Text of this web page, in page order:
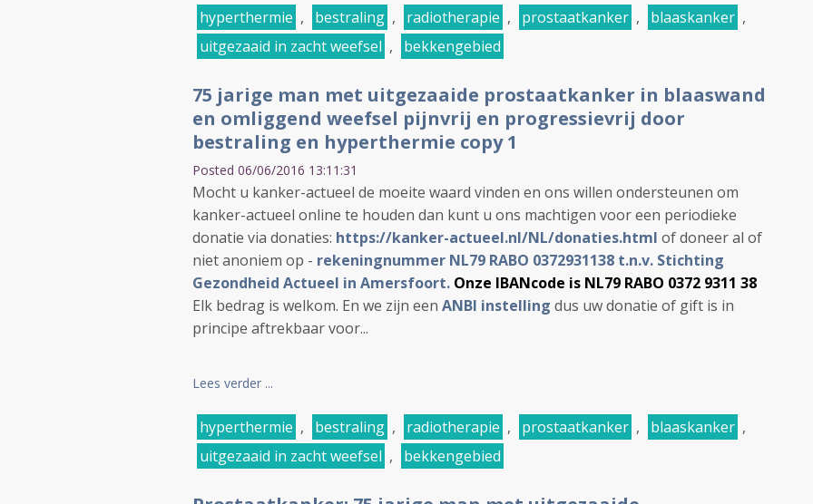
hyperthermie , bestraling , radiotherapie , prostaatkanker , blaaskanker ,
uitgezaaid in zacht weefsel , bekkengebied
75 jarige man met uitgezaaide prostaatkanker in blaaswand
en omliggend weefsel pijnvrij en progressievrij door
bestraling en hyperthermie copy 1
Posted 06/06/2016 13:11:31
Mocht u kanker-actueel de moeite waard vinden en ons willen ondersteunen om
kanker-actueel online te houden dan kunt u ons machtigen voor een periodieke
donatie via donaties: https://kanker-actueel.nl/NL/donaties.html of doneer al of
niet anoniem op - rekeningnummer NL79 RABO 0372931138 t.n.v. Stichting
Gezondheid Actueel in Amersfoort. Onze IBANcode is NL79 RABO 0372 9311 38
Elk bedrag is welkom. En we zijn een ANBI instelling dus uw donatie of gift is in
principe aftrekbaar voor...
Lees verder ...
hyperthermie , bestraling , radiotherapie , prostaatkanker , blaaskanker ,
uitgezaaid in zacht weefsel , bekkengebied